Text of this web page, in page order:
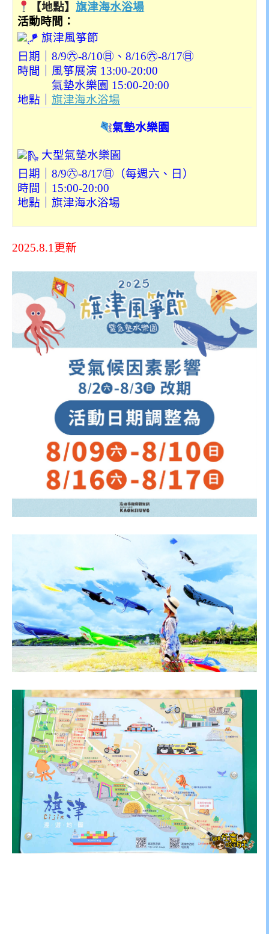
【地點】旗津海水浴場
活動時間：
旗津風箏節
日期｜8/9㊅-8/10㊐、8/16㊅-8/17㊐
時間｜風箏展演 13:00-20:00
氣墊水樂園 15:00-20:00
地點｜ 旗津海水浴場
氣墊水樂園
大型氣墊水樂園
日期｜8/9㊅-8/17㊐（每週六、日）
時間｜15:00-20:00
地點｜旗津海水浴場
2025.8.1更新